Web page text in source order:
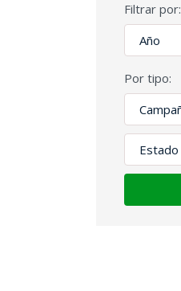
Filtrar por:
Por tipo: